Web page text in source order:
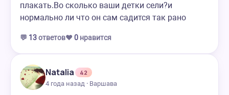
плакать.Во сколько ваши детки сели?и
нормально ли что он сам садится так рано
💬 13ответов❤️ 0 нравится
Natalia
42
4 года назад · Варшава